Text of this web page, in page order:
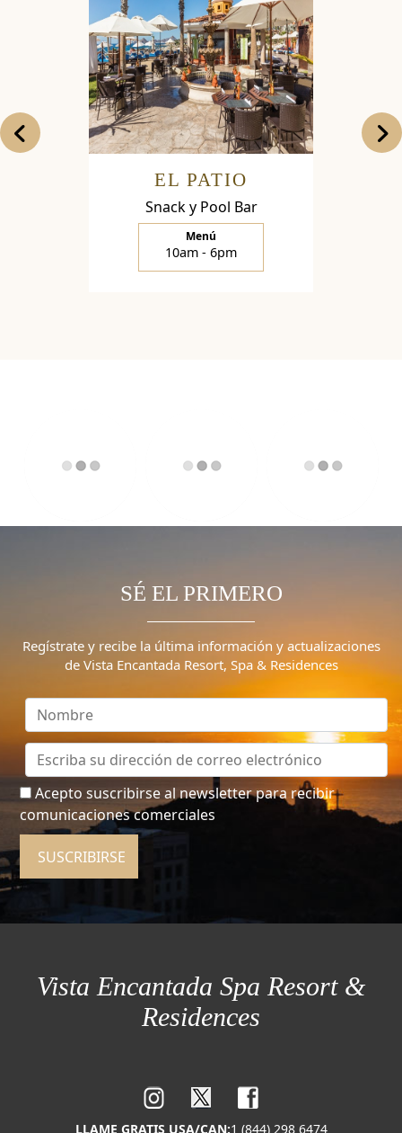
EL PATIO
Snack y Pool Bar
Menú
10am - 6pm
SÉ EL PRIMERO
Regístrate y recibe la última información y actualizaciones
de Vista Encantada Resort, Spa & Residences
Acepto suscribirse al newsletter para recibir
comunicaciones comerciales
SUSCRIBIRSE
Vista Encantada Spa Resort &
Residences
LLAME GRATIS USA/CAN:1 (844) 298 6474